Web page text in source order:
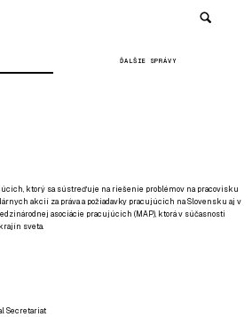
ĎALŠIE SPRÁVY
ktorý sa sústreďuje na riešenie problémov na pracovisku
akcií za práva a požiadavky pracujúcich na Slovensku aj v
asociácie pracujúcich (MAP), ktorá v súčasnosti
sveta.
Secretariat